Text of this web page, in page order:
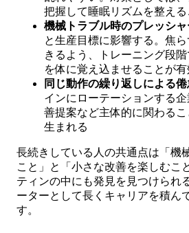
把握して睡眠リズムを整え
機械トラブル時のプレッシャ
と生産目標に影響する。焦
きるよう、トレーニング段
を体に覚え込ませることが有
同じ動作の繰り返しによる
インにローテーションする
善提案など主体的に関わる
生まれる
長続きしている人の共通点は「機
こと」と「小さな改善を楽しむこ
ティンの中にも発見を見つけられ
ーターとして長くキャリアを積ん
す。